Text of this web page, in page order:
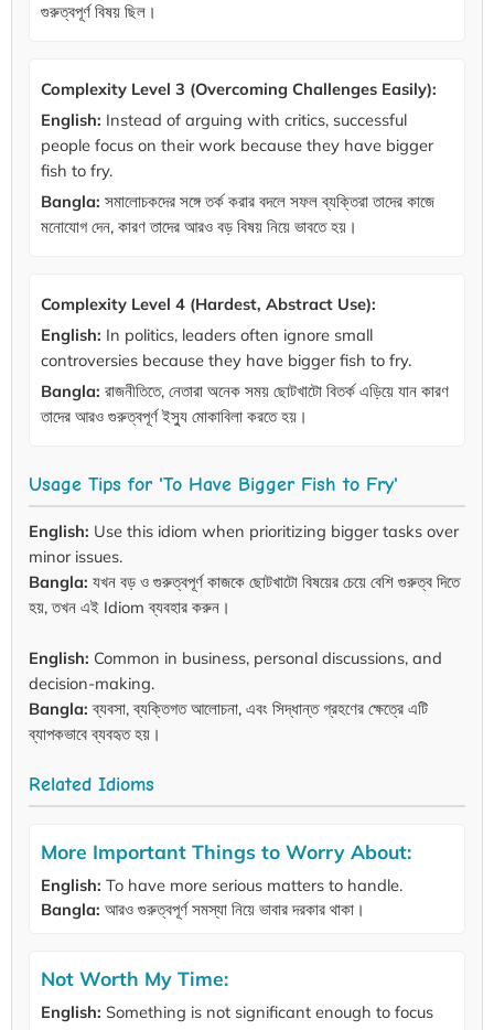
গুরুত্বপূর্ণ বিষয় ছিল।
Complexity Level 3 (Overcoming Challenges Easily):
English: Instead of arguing with critics, successful
people focus on their work because they have bigger
fish to fry.
Bangla: সমালোচকদের সঙ্গে তর্ক করার বদলে সফল ব্যক্তিরা তাদের কাজে
মনোযোগ দেন, কারণ তাদের আরও বড় বিষয় নিয়ে ভাবতে হয়।
Complexity Level 4 (Hardest, Abstract Use):
English: In politics, leaders often ignore small
controversies because they have bigger fish to fry.
Bangla: রাজনীতিতে, নেতারা অনেক সময় ছোটখাটো বিতর্ক এড়িয়ে যান কারণ
তাদের আরও গুরুত্বপূর্ণ ইস্যু মোকাবিলা করতে হয়।
Usage Tips for 'To Have Bigger Fish to Fry'
English: Use this idiom when prioritizing bigger tasks over
minor issues.
Bangla: যখন বড় ও গুরুত্বপূর্ণ কাজকে ছোটখাটো বিষয়ের চেয়ে বেশি গুরুত্ব দিতে
হয়, তখন এই Idiom ব্যবহার করুন।
English: Common in business, personal discussions, and
decision-making.
Bangla: ব্যবসা, ব্যক্তিগত আলোচনা, এবং সিদ্ধান্ত গ্রহণের ক্ষেত্রে এটি
ব্যাপকভাবে ব্যবহৃত হয়।
Related Idioms
More Important Things to Worry About:
English: To have more serious matters to handle.
Bangla: আরও গুরুত্বপূর্ণ সমস্যা নিয়ে ভাবার দরকার থাকা।
Not Worth My Time:
English: Something is not significant enough to focus